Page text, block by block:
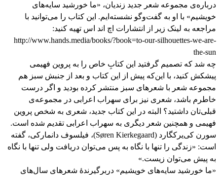
درباره‌ی مجموعه شعر جدید زندیان، «ما خورشید سایه‌های
خویشیم» با او به گفت‌وگو نشسته‌ایم. این کتاب را می‌توانید با
مراجعه به لینک زیر از انتشارات اچ اند اس تهیه کنید:
http://www.hands.media/books/?book=to-our-silhouettes-we-are-
the-sun
چه شد که تصمیم گرفتید این کتابِ خاص را به پروین فهیمی
پیشکش کنید، با این‌که پیش از این کتاب و بعد از جنبش سبز هم
مجموعه شعر با شعرهای سبز منتشر کرده بودید و اگر درست
خاطرم باشد، شعری نیز برای سهراب اعرابی در مجموعه‌ی
قبلی‌تان داشتید؟ البته در این کتاب جدید، شعری به شخص پروین
فهیمی و همچنین شعر دیگری به سهراب اعرابی تقدیم شده است.
سورن کی‌یرکگارد (Søren Kierkegaard)، فیلسوف دانمارکی، گفته
است: «زندگی را تنها با نگاه به پس می‌توان دریافت ولی تنها با نگاه
به پیش می‌توان زیست.»
«ما خورشید سایه‌های خویشیم» دربرگیرندۀ شعرهای سال‌های